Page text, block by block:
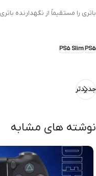
باتری را مستقیماً از نگهدارنده
PS5
PS5 Slim
جدیدتر
نوشته های مشابه